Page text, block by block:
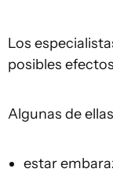
Los
posibles
Algunas de
estar